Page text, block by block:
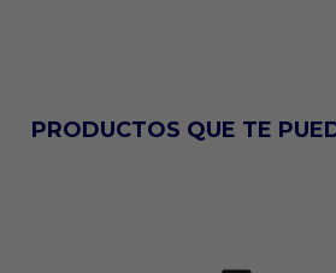
PRODUCTOS QUE TE